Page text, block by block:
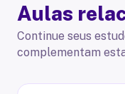
Aulas
Continue seus
complementam